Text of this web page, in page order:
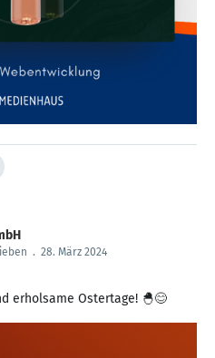
. 28. März 2024
erholsame Ostertage! 🐣😊